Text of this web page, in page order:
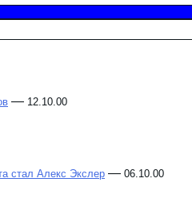
— 12.10.00
стал Алекс Экслер — 06.10.00